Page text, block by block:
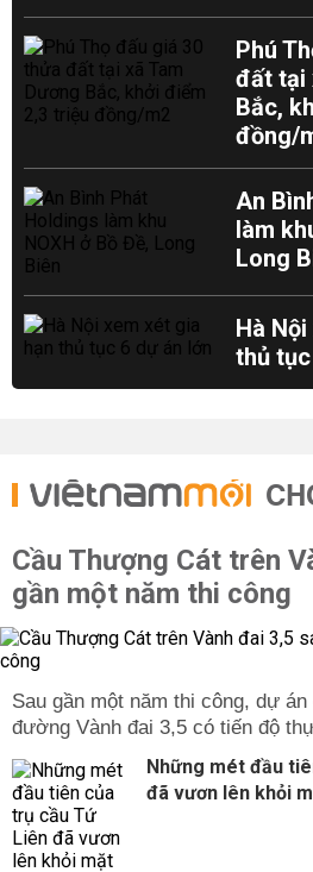
Phú
đất tại
Bắc,
đồng/
An
làm
Long
Hà
thủ
Cầu Thượng Cát trên
gần một năm thi công
Sau gần một năm thi công, dự
đường Vành đai 3,5 có tiến độ
Những mét đầu
đã vươn lên khỏi